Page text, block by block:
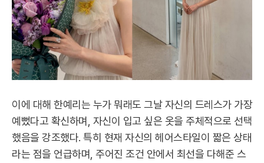
이에 대해 한예리는 누가 뭐래도 그날 자신의 드레스가 가장
예뻤다고 확신하며, 자신이 입고 싶은 옷을 주체적으로 선택
했음을 강조했다. 특히 현재 자신의 헤어스타일이 짧은 상태
라는 점을 언급하며, 주어진 조건 안에서 최선을 다해준 스